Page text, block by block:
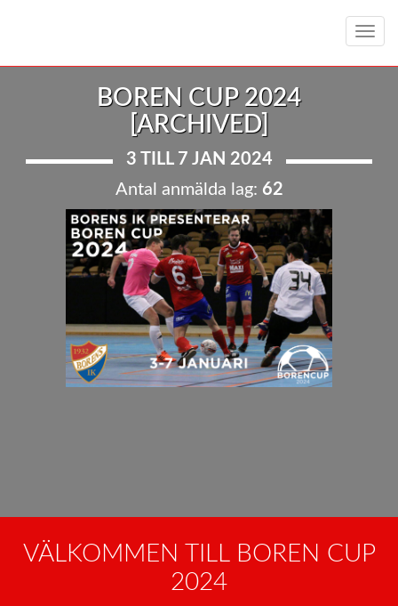
BOREN CUP 2024
[ARCHIVED]
3 TILL 7 JAN 2024
Antal anmälda lag: 62
VÄLKOMMEN TILL BOREN CUP
2024